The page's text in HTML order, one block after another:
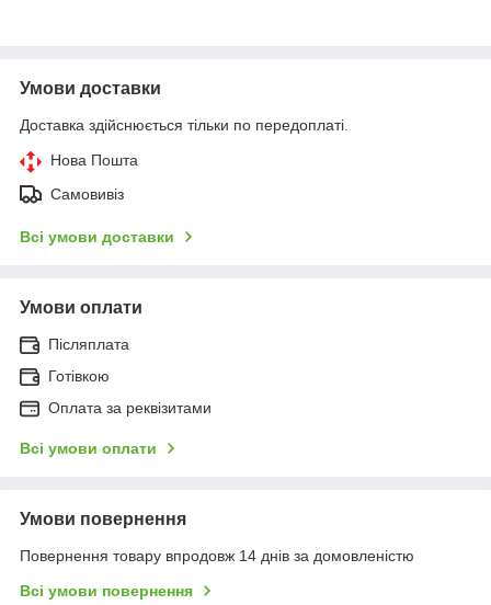
Умови доставки
Доставка здійснюється тільки по передоплаті.
Нова Пошта
Самовивіз
Всі умови доставки
Умови оплати
Післяплата
Готівкою
Оплата за реквізитами
Всі умови оплати
Умови повернення
Повернення товару впродовж 14 днів за домовленістю
Всі умови повернення